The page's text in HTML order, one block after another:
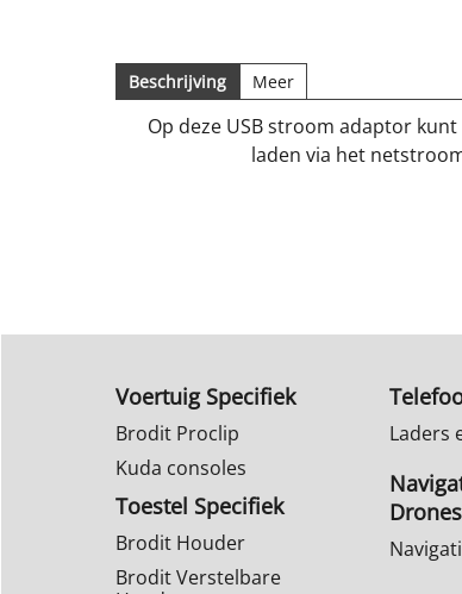
Beschrijving Meer
Op deze USB stroom adaptor
laden via het
Voertuig Specifiek
Brodit Proclip
Kuda consoles
Toestel Specifiek
Brodit Houder
Brodit Verstelbare
Laders
Drones